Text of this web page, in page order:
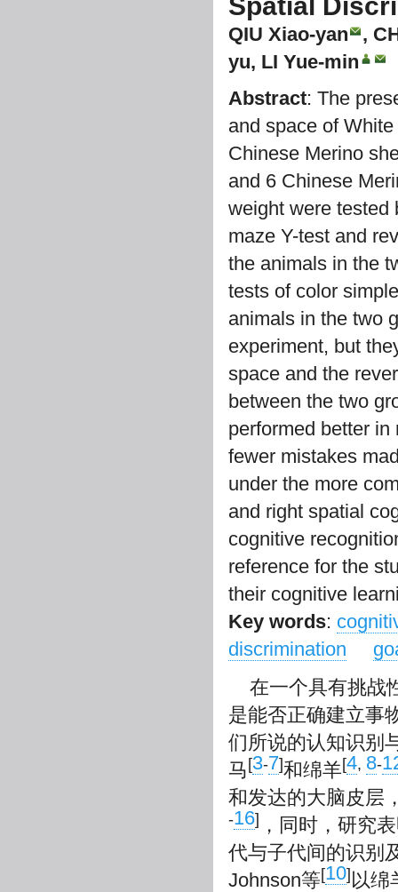
QIU Xiao-yan
,
yu, LI Yue-min
Abstract: The
and space of
Chinese Merino
and 6 Chinese
weight were tested
maze Y-test and
the animals in the
tests of color
animals in the two
experiment, but
space and the
between the two
performed better
fewer mistakes
under the more
and right spatial
cognitive
reference for the
their cognitive
Key words:
discrimination
在一个具有挑战
是能否正确建立事
们所说的认知识别
马[3-7]和绵羊[4, 8-
和发达的大脑皮层
-16] ，同时，研究
代与子代间的识别
Johnson等[10]以绵